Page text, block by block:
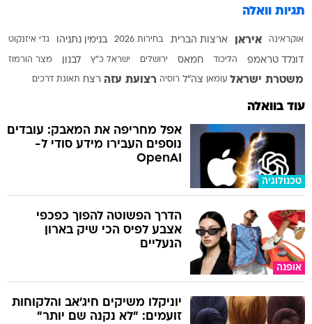
תגיות וואלה
אוקראינה איראן ארצות הברית בחירות 2026 בנימין נתניהו גדי איזנקוט
דונלד טראמפ הליכוד חמאס ירושלים ישראל כ"ץ לבנון מצר הורמוז
משטרת ישראל עומאן צה"ל רוסיה רצועת עזה רצח תאונת דרכים
עוד בוואלה
טכנולוגיה
אפל מחריפה את המאבק: עובדים
נוספים העבירו מידע סודי ל-
OpenAI
אופנה
הדרך הפשוטה להפוך כפכפי
אצבע לפיס הכי שיק בארון
הנעליים
יוניקלו משיקים חיג'אב והלקוחות
זועמים: "לא נקנה שם יותר"